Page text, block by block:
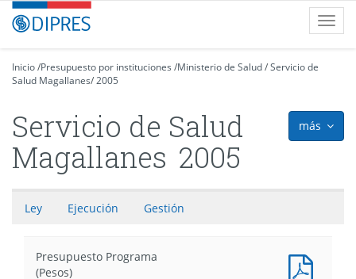
Contenido
principalDIPRES
-
de
Presupuestos
Inicio/Presupuesto por instituciones /Ministerio de Salud/Servicio de
Salud Magallanes/2005
más
Servicio de Salud
Magallanes 2005
Ley Ejecución Gestión
Presupuesto Programa
(Pesos)